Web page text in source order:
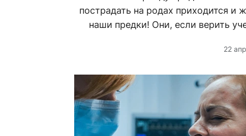
пострадать на родах приходится
наши предки! Они, если верить
22